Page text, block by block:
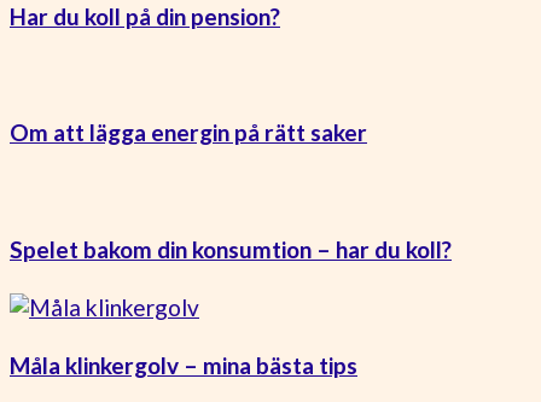
Har du koll på din pension?
Om att lägga energin på rätt saker
Spelet bakom din konsumtion – har du koll?
Måla klinkergolv – mina bästa tips